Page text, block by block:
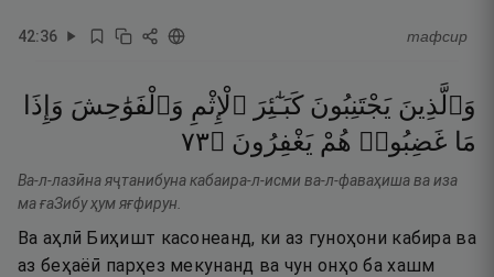
42:36 тафсир
وَٱلَّذِينَ يَجْتَنِبُونَ كَبَـٰٓئِرَ ٱلْإِثْمِ وَٱلْفَوَٰحِشَ وَإِذَا
مَا غَضِبُوا۟ هُمْ يَغْفِرُونَ ۝٣٧
Ва-л-лазӣна яҷтанибуна кабаира-л-исми ва-л-фаваҳиша ва иза
ма ғаЗибу ҳум яғфирун.
Ва аҳлӣ Биҳишт касонеанд, ки аз гуноҳони кабира ва
аз беҳаёӣ парҳез мекунанд ва чун онҳо ба хашм